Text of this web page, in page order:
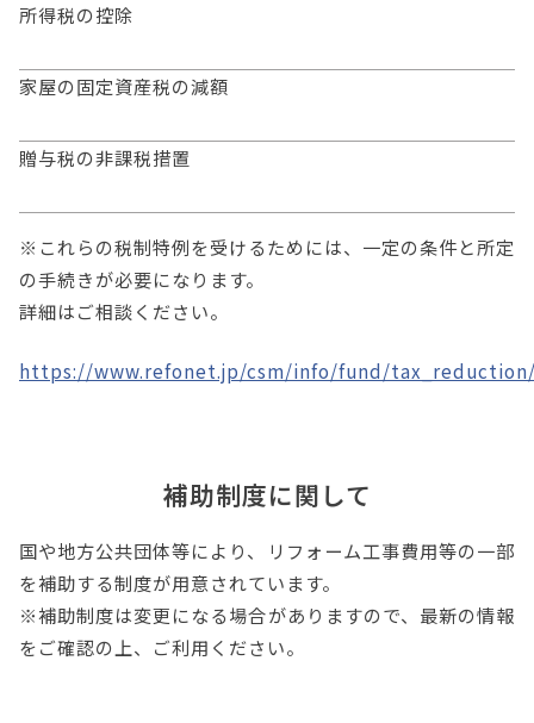
所得税の控除
家屋の固定資産税の減額
贈与税の非課税措置
※これらの税制特例を受けるためには、一定の条件と所定
の手続きが必要になります。
詳細はご相談ください。
https://www.refonet.jp/csm/info/fund/
補助制度に関して
国や地方公共団体等により、リフォーム工事費用等の一部
を補助する制度が用意されています。
※補助制度は変更になる場合がありますので、最新の情報
をご確認の上、ご利用ください。